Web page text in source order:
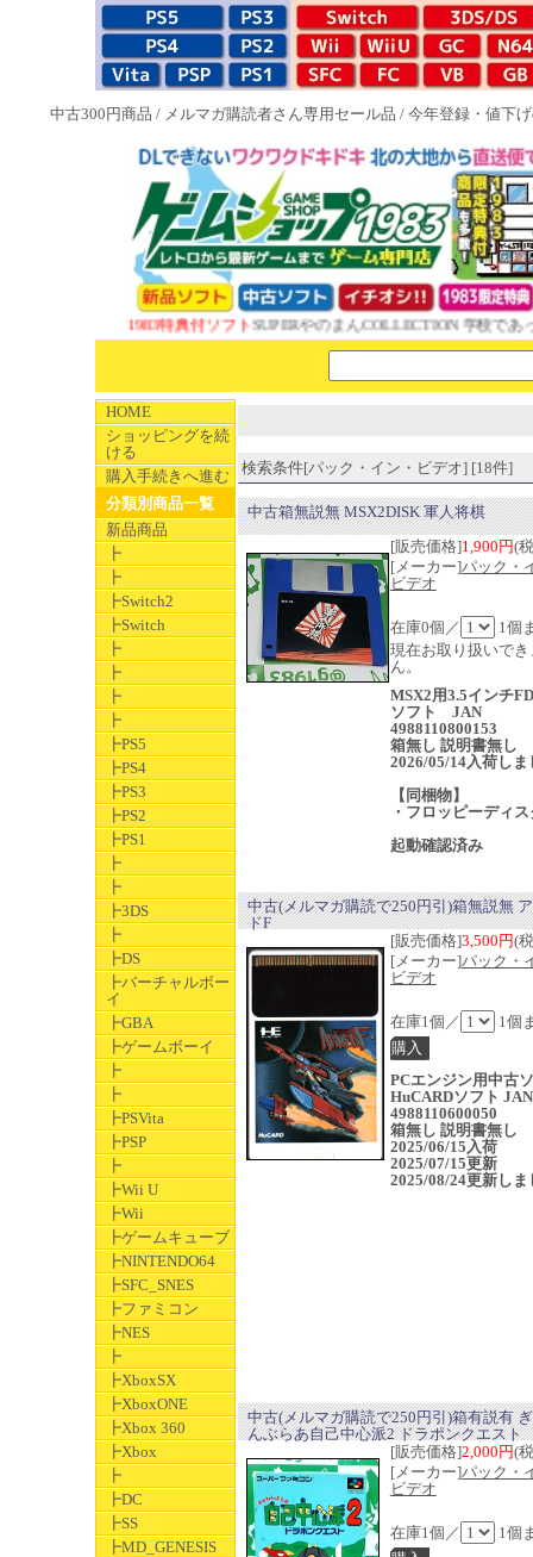
中古300円商品 / メルマガ購読者さん専用セール品 / 今年登録・値下
NEW 1983特典付ソフトSUPERやのまんCOLLECTION 学校であった
HOME
ショッピングを続
ける
購入手続きへ進む
分類別商品一覧
新品商品
┣
┣
┣Switch2
┣Switch
┣
┣
┣
┣
┣PS5
┣PS4
┣PS3
┣PS2
┣PS1
┣
┣
┣3DS
┣
┣DS
┣バーチャルボー
イ
┣GBA
┣ゲームボーイ
┣
┣
┣PSVita
┣PSP
┣
┣Wii U
┣Wii
┣ゲームキューブ
┣NINTENDO64
┣SFC_SNES
┣ファミコン
┣NES
┣
┣XboxSX
┣XboxONE
┣Xbox 360
┣Xbox
┣
┣DC
┣SS
┣MD_GENESIS
検索条件[パック・イン・ビデオ] [18件]
中古箱無説無 MSX2DISK 軍人将棋
[販売価格]1,900円(
[メーカー]パック・
ビデオ
在庫0個／
1個
現在お取り扱いでき
ん。
MSX2用3.5インチ
ソフト JAN
4988110800153
箱無し 説明書無し
2026/05/14入荷しま
【同梱物】
・フロッピーディ
起動確認済み
中古(メルマガ購読で250円引)箱無説無
ドF
[販売価格]3,500円(
[メーカー]パック・
ビデオ
在庫1個／ 1個
PCエンジン用中古
HuCARDソフト JAN
4988110600050
箱無し 説明書無し
2025/06/15入荷
2025/07/15更新
2025/08/24更新しま
中古(メルマガ購読で250円引)箱有説有
んぶらあ自己中心派2 ドラポンクエスト
[販売価格]2,000円(
[メーカー]パック・
ビデオ
在庫1個／ 1個